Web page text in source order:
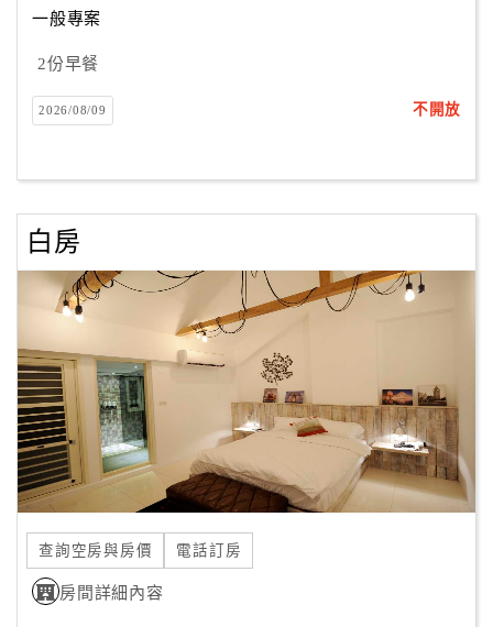
訂
房
Q&A
旅
卡
訂
請
款
收
據
合
作
提
案
一般專案
2份早餐
2026/08/09 不開放
白房
查詢空房與房價 電話訂房
房間詳細內容